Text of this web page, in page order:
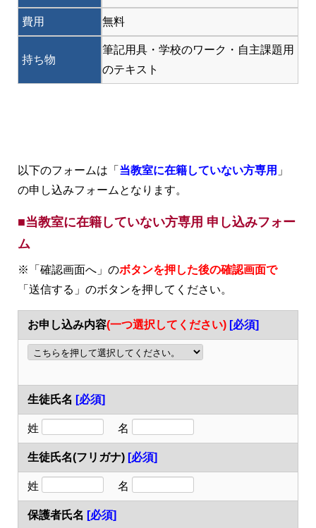
費用 無料
持ち物
筆記用具・学校のワーク・自主課題用
のテキスト
以下のフォームは「 当教室に在籍していない方専用 」
の申し込みフォームとなります。
■当教室に在籍していない方専用 申し込みフォー
ム
※「確認画面へ」のボタンを押した後の確認画面で
「送信する」のボタンを押してください。
お申し込み内容(一つ選択してください) [必須]
生徒氏名 [必須]
姓 名
生徒氏名(フリガナ) [必須]
姓 名
保護者氏名 [必須]